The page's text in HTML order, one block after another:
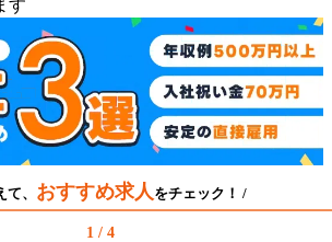
す
、 おすすめ求人 をチェック！ /
1 / 4